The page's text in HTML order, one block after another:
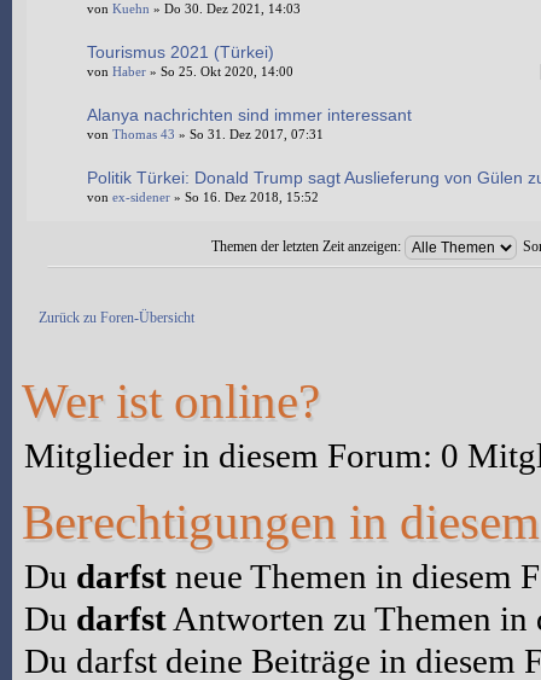
von Kuehn » Do 30. Dez 2021, 14:03
Tourismus 2021 (Türkei)
von Haber » So 25. Okt 2020, 14:00
Alanya nachrichten sind immer interessant
von Thomas 43 » So 31. Dez 2017, 07:31
Politik Türkei: Donald Trump sagt Auslieferung von Gülen
von ex-sidener » So 16. Dez 2018, 15:52
Themen der letzten Zeit anzeigen:
Zurück zu Foren-Übersicht
Wer ist online?
Mitglieder in diesem Forum: 0
Berechtigungen in
Du darfst neue Themen in diesem
Du darfst Antworten zu Themen in
Du darfst deine Beiträge in diesem